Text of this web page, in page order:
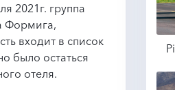
2021г. группа
Формига,
входит в список
было остаться
отеля.